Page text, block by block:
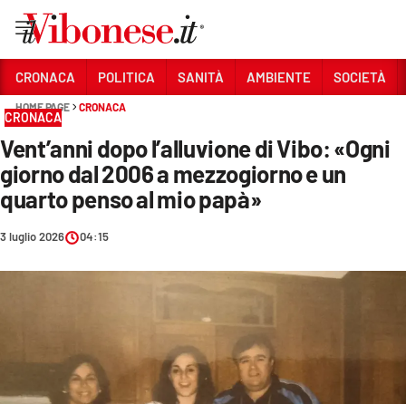
Sezioni
CRONACA
POLITICA
ECONOMIA E LAVORO
CRONACA POLITICA SANITÀ AMBIENTE SOCIETÀ
HOME PAGE CRONACA
CRONACA
Vent’anni dopo l’alluvione di Vibo: «Ogni
giorno dal 2006 a mezzogiorno e un
quarto penso al mio papà»
3 luglio 2026 04:15